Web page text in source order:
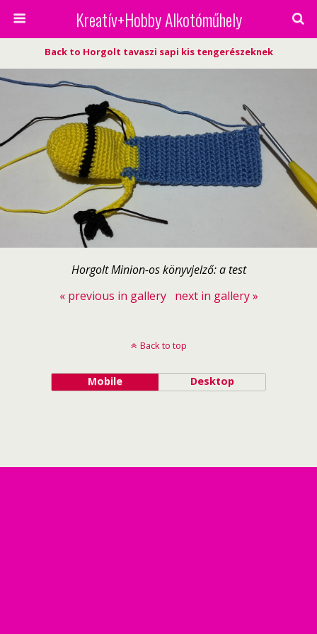
Kreatív+Hobby Alkotóműhely
Back to Horgolt tavaszi sapi kis tengerészeknek
Horgolt Minion-os könyvjelző: a test
« previous in gallery
next in gallery »
Back to top
Mobile Desktop